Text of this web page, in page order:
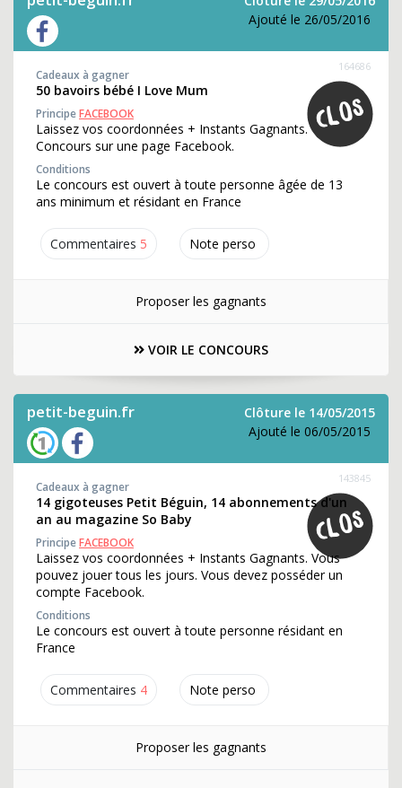
Ajouté le 26/05/2016
Commentaires 5 Note perso
164686
Cadeaux à gagner
50 bavoirs bébé I Love Mum
PrincipeFACEBOOK
Laissez vos coordonnées + Instants Gagnants.
Concours sur une page Facebook.
Conditions
Le concours est ouvert à toute personne âgée de 13
ans minimum et résidant en France
Proposer les gagnants
VOIR LE CONCOURS
petit-beguin.fr
Clôture le 14/05/2015
Ajouté le 06/05/2015
Commentaires 4 Note perso
143845
Cadeaux à gagner
14 gigoteuses Petit Béguin, 14 abonnements d'un
an au magazine So Baby
PrincipeFACEBOOK
Laissez vos coordonnées + Instants Gagnants. Vous
pouvez jouer tous les jours. Vous devez posséder un
compte Facebook.
Conditions
Le concours est ouvert à toute personne résidant en
France
Proposer les gagnants